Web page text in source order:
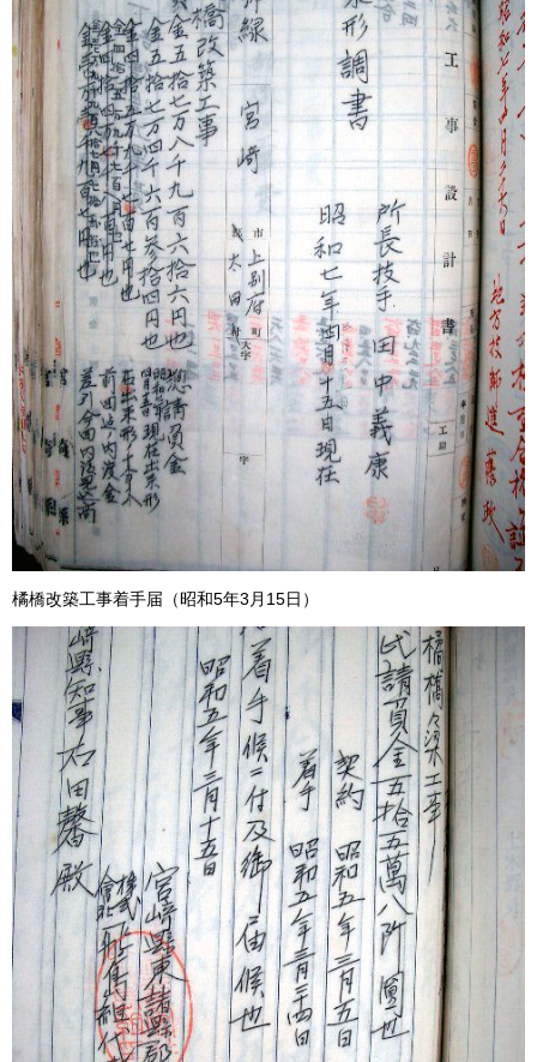
橘橋改築工事着手届（昭和5年3月15日）